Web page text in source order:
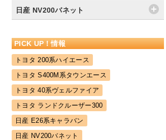
日産 NV200バネット
PICK UP！情報
トヨタ 200系ハイエース
トヨタ S400M系タウンエース
トヨタ 40系ヴェルファイア
トヨタ ランドクルーザー300
日産 E26系キャラバン
日産 NV200バネット